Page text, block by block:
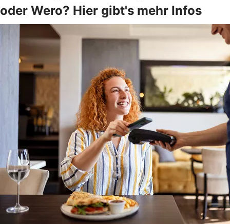
oder Wero? Hier gibt's mehr Infos